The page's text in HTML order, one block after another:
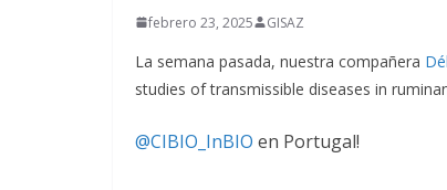
febrero 23, 2025 GISAZ
La semana pasada, nuestra compañera
studies of transmissible diseases in
@CIBIO_InBIO en Portugal!